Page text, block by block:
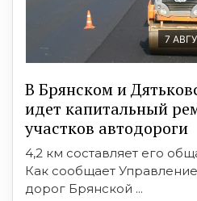
7
В Брянском и
идет капитальный
участков автодороги
4,2 км составляет его
Как сообщает
дорог Брянской ...